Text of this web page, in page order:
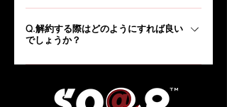
など身分を証明するもの 上記をご準備く
ださい。
A.一坪ブースの場合、お一人のみの入居と
なります。 お二人以上で入居の場合は1.5
坪から入居可能です。個室ブースの場合、
制限はございません。 ただし入居者１名
が必要です。
Q.解約する際はどのようにすれば良い
でしょうか？
A.解約は退去月の3ヶ月前までにご連絡く